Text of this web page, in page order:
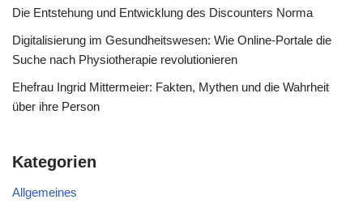
Die Entstehung und Entwicklung des Discounters Norma
Digitalisierung im Gesundheitswesen: Wie Online-Portale die
Suche nach Physiotherapie revolutionieren
Ehefrau Ingrid Mittermeier: Fakten, Mythen und die Wahrheit
über ihre Person
Kategorien
Allgemeines